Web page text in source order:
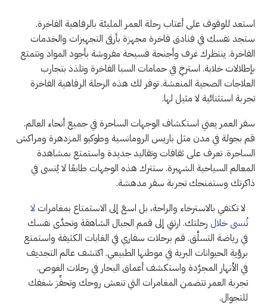
استعد للوقوف على أعتاب رحلة العمر المليئة بالرفاهية الفاخرة.
ستجد نفسك في فنادق فاخرة مجهزة بأرقى التجهيزات والخدمات
الفاخرة. ينتظرك غرف وأجنحة فسيحة مفروشة بأجود المواد وتتمتع
بإطلالات خلابة. استرخِ في حمامات السبا الفاخرة وتلذذ بتجارب
العلاجات الصحية المنعشة. توفر لك هذه الرحلة الرفاهية الفاخرة
تجربة استثنائية لا مثيل لها.
سفر العمر يعني استكشاف الوجهات الساحرة في جميع أنحاء العالم.
قم بجولة في مدن مثل باريس الرومانسية وطوكيو المزدهرة ومراكش
الساحرة. تعرف على ثقافات وتقاليد جديدة واستمتع بمشاهدة
المعالم السياحية الشهيرة. ستترك هذه الوجهات طابعًا لا يُنسى في
ذاكرتك وستمنحك تجربة سفر مدهشة.
لا تكتفي بالاسترخاء والراحة، بل اسعَ إلى الاستمتاع بمغامرات لا
تُنسى خلال رحلتك. ارتقِ إلى قمم الجبال الشاهقة وتحدَّى نفسك
في رياضة التسلَّق. قم برحلات سفاري في الغابات الكثيفة واستمتع
برؤية الحيوانات البرية في موطنها الطبيعي. اكتشف عالم التجديف
في الأنهار المجرَّدة واستكشف أعماق البحار في رحلات الغوص.
تجربة العمر تتضمن المغامرات التي تنعش روحك وتحفِّز شغفك
للتجوال.